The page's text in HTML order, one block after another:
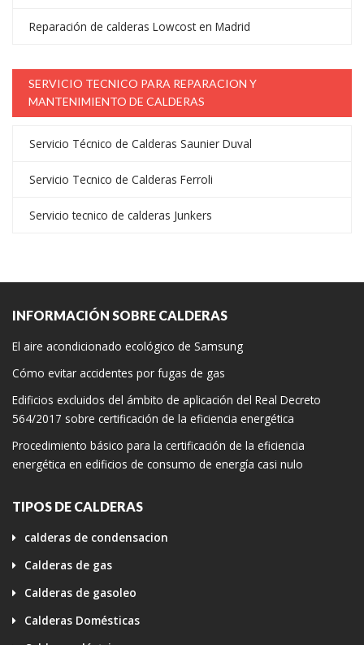
Reparación de calderas Lowcost en Madrid
SERVICIO TECNICO PARA REPARACION Y
MANTENIMIENTO DE CALDERAS
Servicio Técnico de Calderas Saunier Duval
Servicio Tecnico de Calderas Ferroli
Servicio tecnico de calderas Junkers
INFORMACIÓN SOBRE CALDERAS
El aire acondicionado ecológico de Samsung
Cómo evitar accidentes por fugas de gas
Edificios excluidos del ámbito de aplicación del Real Decreto
564/2017 sobre certificación de la eficiencia energética
Procedimiento básico para la certificación de la eficiencia
energética en edificios de consumo de energía casi nulo
TIPOS DE CALDERAS
calderas de condensacion
Calderas de gas
Calderas de gasoleo
Calderas Domésticas